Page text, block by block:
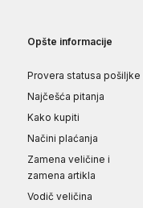
Opšte informacije
Provera statusa pošiljke
Najčešća pitanja
Kako kupiti
Načini plaćanja
Zamena veličine i
zamena artikla
Vodič veličina